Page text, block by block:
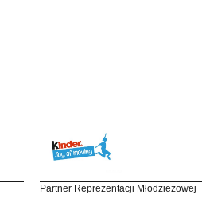
Partner Reprezentacji Młodzieżowej